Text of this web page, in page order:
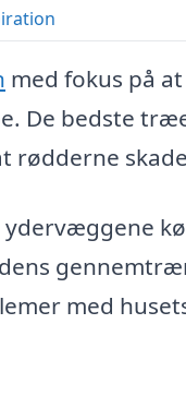
med fokus på
De bedste
rødderne
med